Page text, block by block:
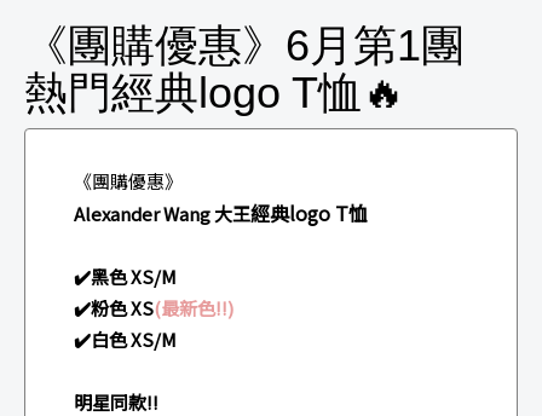
《團購優惠》6月第1團
熱門經典logo T恤🔥
《團購優惠》
Alexander Wang 大王經典logo T恤
✔️黑色 XS/M
✔️粉色 XS(最新色!!)
✔️白色 XS/M
明星同款!!